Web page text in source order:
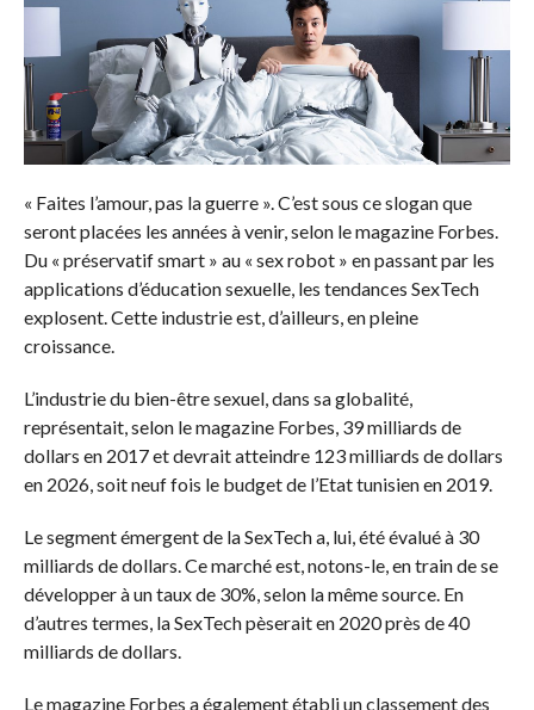
« Faites l’amour, pas la guerre ». C’est sous ce slogan que
seront placées les années à venir, selon le magazine Forbes.
Du « préservatif smart » au « sex robot » en passant par les
applications d’éducation sexuelle, les tendances SexTech
explosent. Cette industrie est, d’ailleurs, en pleine
croissance.
L’industrie du bien-être sexuel, dans sa globalité,
représentait, selon le magazine Forbes, 39 milliards de
dollars en 2017 et devrait atteindre 123 milliards de dollars
en 2026, soit neuf fois le budget de l’Etat tunisien en 2019.
Le segment émergent de la SexTech a, lui, été évalué à 30
milliards de dollars. Ce marché est, notons-le, en train de se
développer à un taux de 30%, selon la même source. En
d’autres termes, la SexTech pèserait en 2020 près de 40
milliards de dollars.
Le magazine Forbes a également établi un classement des